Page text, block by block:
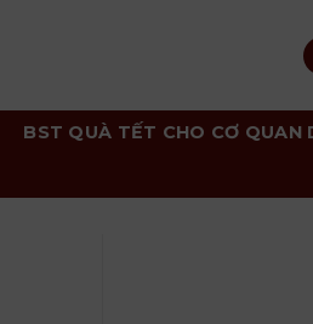
BST QUÀ TẾT CHO CƠ QUAN